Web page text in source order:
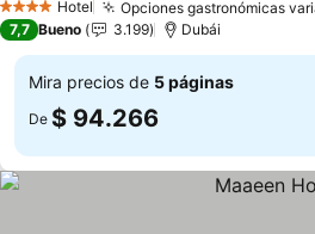
4 EstrellasHotel Opciones gastronómicas
7,7 Bueno 3.199 Dubái
Mira precios de 5 páginas
De $ 94.266